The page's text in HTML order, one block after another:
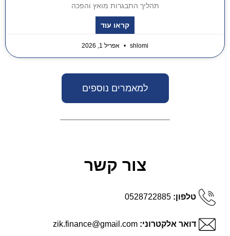
תהליך התבגרות מואץ והפכה
קראו עוד
shlomi אפריל 1, 2026
למאמרים נוספים
צור קשר
טלפון: 0528722885
דואר אלקטרוני: zik.finance@gmail.com